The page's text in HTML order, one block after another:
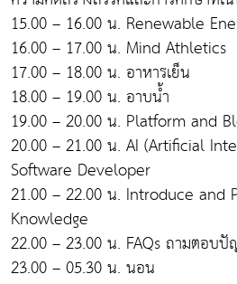
15.00 – 16.00 น. Renewable
16.00 – 17.00 น. Mind Athletics
17.00 – 18.00 น. อาหารเย็น
18.00 – 19.00 น. อาบน้ำ
19.00 – 20.00 น. Platform and
20.00 – 21.00 น. AI (Artificial
Software Developer
21.00 – 22.00 น. Introduce and
Knowledge
22.00 – 23.00 น. FAQs ถามตอบปั
23.00 – 05.30 น. นอน